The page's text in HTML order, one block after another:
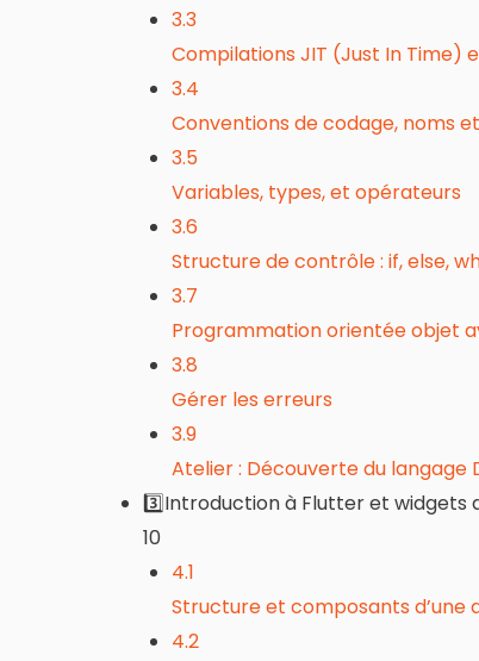
3.3
Compilations JIT (Just In Time)
3.4
Conventions de codage, noms
3.5
Variables, types, et opérateurs
3.6
Structure de contrôle : if, else,
3.7
Programmation orientée objet
3.8
Gérer les erreurs
3.9
Atelier : Découverte du
3️⃣Introduction à Flutter et widgets
10
4.1
Structure et composants d’une
4.2